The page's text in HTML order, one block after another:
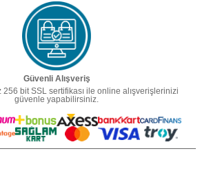
Güvenli Alışveriş
bit SSL sertifikası ile online alışverişlerinizi
güvenle yapabilirsiniz.